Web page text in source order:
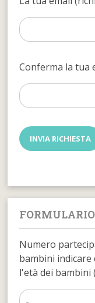
Conferma la tua
Numero
bambini
l'età dei bambini